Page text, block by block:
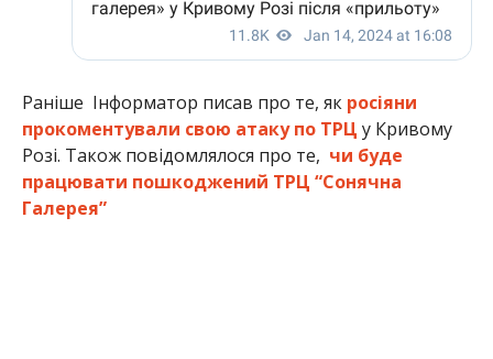
Раніше Інформатор писав про те, як росіяни
прокоментували свою атаку по ТРЦ у Кривому
Розі. Також повідомлялося про те, чи буде
працювати пошкоджений ТРЦ “Сонячна
Галерея”